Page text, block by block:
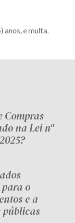
anos, e multa.
Compras
na Lei nº
o
e a
públicas